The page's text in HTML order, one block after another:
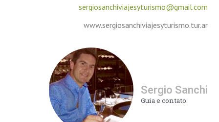
sergiosanchiviajesyturismo@gmail.com
www.sergiosanchiviajesyturismo.tur.ar
Sergio Sanchi
Guia e contato